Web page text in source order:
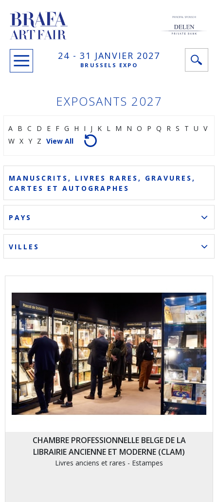
24 -31 JANVIER 2027
BRUSSELS EXPO
PRINCIPAL SPONSOR
EXPOSANTS 2027
A B C D E F G H I J K L M N O P Q R S T U V
W X Y Z View All
MANUSCRITS, LIVRES RARES, GRAVURES,
CARTES ET AUTOGRAPHES
PAYS
VILLES
CHAMBRE PROFESSIONNELLE BELGE DE LA
LIBRAIRIE ANCIENNE ET MODERNE (CLAM)
Livres anciens et rares - Estampes